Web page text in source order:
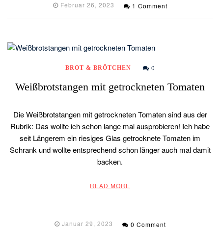
Februar 26, 2023 1 Comment
BROT & BRÖTCHEN 0
Weißbrotstangen mit getrockneten Tomaten
Die Weißbrotstangen mit getrockneten Tomaten sind aus der
Rubrik: Das wollte ich schon lange mal ausprobieren! Ich habe
seit Längerem ein riesiges Glas getrocknete Tomaten im
Schrank und wollte entsprechend schon länger auch mal damit
backen.
READ MORE
Januar 29, 2023 0 Comment